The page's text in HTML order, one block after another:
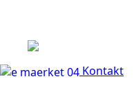
Kontakt